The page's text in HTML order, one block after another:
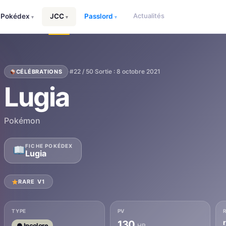
Pokédex ▾ JCC ▾ Passlord ▾ Actualités
CÉLÉBRATIONS ·#22 / 50·Sortie : 8 octobre 2021
Lugia
Pokémon
FICHE POKÉDEX
Lugia
RARE V1
TYPE PV